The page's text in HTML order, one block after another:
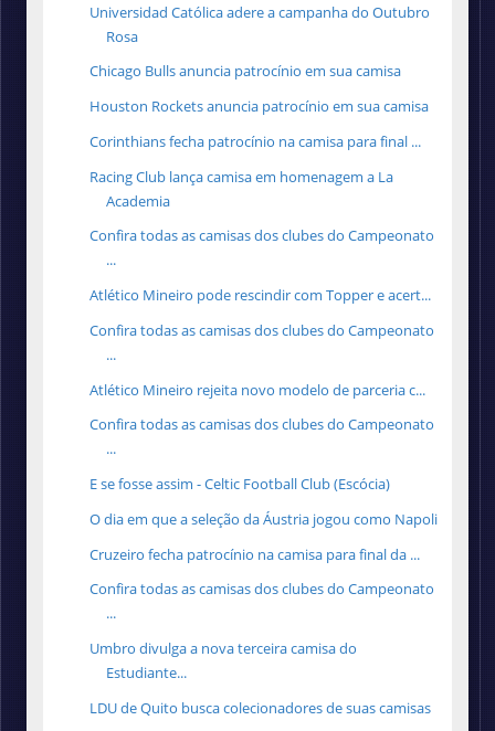
Universidad Católica adere a campanha do Outubro
Rosa
Chicago Bulls anuncia patrocínio em sua camisa
Houston Rockets anuncia patrocínio em sua camisa
Corinthians fecha patrocínio na camisa para final ...
Racing Club lança camisa em homenagem a La
Academia
Confira todas as camisas dos clubes do Campeonato
...
Atlético Mineiro pode rescindir com Topper e acert...
Confira todas as camisas dos clubes do Campeonato
...
Atlético Mineiro rejeita novo modelo de parceria c...
Confira todas as camisas dos clubes do Campeonato
...
E se fosse assim - Celtic Football Club (Escócia)
O dia em que a seleção da Áustria jogou como Napoli
Cruzeiro fecha patrocínio na camisa para final da ...
Confira todas as camisas dos clubes do Campeonato
...
Umbro divulga a nova terceira camisa do
Estudiante...
LDU de Quito busca colecionadores de suas camisas